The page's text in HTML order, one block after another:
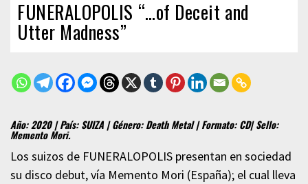
FUNERALOPOLIS “…of Deceit and
Utter Madness”
Año: 2020 | País: SUIZA | Género: Death Metal | Formato: CD| Sello:
Memento Mori.
Los suizos de FUNERALOPOLIS presentan en sociedad
su disco debut, vía Memento Mori (España); el cual lleva